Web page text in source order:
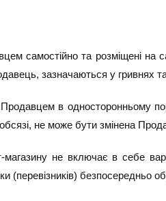
самостійно та розміщені на
зазначаються у гривнях
в односторонньому
не може бути змінена
магазину не включає в себе
(перевізників) безпосередньо